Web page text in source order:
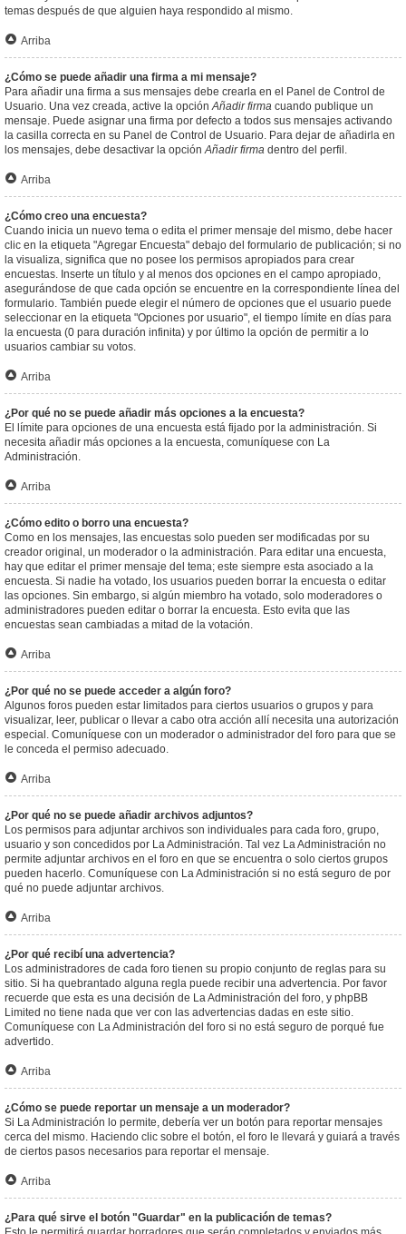
temas después de que alguien haya respondido al mismo.
Arriba
¿Cómo se puede añadir una firma a mi mensaje?
Para añadir una firma a sus mensajes debe crearla en el Panel de Control de
Usuario. Una vez creada, active la opciónAñadir firma cuando publique un
mensaje. Puede asignar una firma por defecto a todos sus mensajes activando
la casilla correcta en su Panel de Control de Usuario. Para dejar de añadirla en
los mensajes, debe desactivar la opciónAñadir firma dentro del perfil.
Arriba
¿Cómo creo una encuesta?
Cuando inicia un nuevo tema o edita el primer mensaje del mismo, debe hacer
clic en la etiqueta "Agregar Encuesta" debajo del formulario de publicación; si no
la visualiza, significa que no posee los permisos apropiados para crear
encuestas. Inserte un título y al menos dos opciones en el campo apropiado,
asegurándose de que cada opción se encuentre en la correspondiente línea del
formulario. También puede elegir el número de opciones que el usuario puede
seleccionar en la etiqueta "Opciones por usuario", el tiempo límite en días para
la encuesta (0 para duración infinita) y por último la opción de permitir a lo
usuarios cambiar su votos.
Arriba
¿Por qué no se puede añadir más opciones a la encuesta?
El límite para opciones de una encuesta está fijado por la administración. Si
necesita añadir más opciones a la encuesta, comuníquese con La
Administración.
Arriba
¿Cómo edito o borro una encuesta?
Como en los mensajes, las encuestas solo pueden ser modificadas por su
creador original, un moderador o la administración. Para editar una encuesta,
hay que editar el primer mensaje del tema; este siempre esta asociado a la
encuesta. Si nadie ha votado, los usuarios pueden borrar la encuesta o editar
las opciones. Sin embargo, si algún miembro ha votado, solo moderadores o
administradores pueden editar o borrar la encuesta. Esto evita que las
encuestas sean cambiadas a mitad de la votación.
Arriba
¿Por qué no se puede acceder a algún foro?
Algunos foros pueden estar limitados para ciertos usuarios o grupos y para
visualizar, leer, publicar o llevar a cabo otra acción allí necesita una autorización
especial. Comuníquese con un moderador o administrador del foro para que se
le conceda el permiso adecuado.
Arriba
¿Por qué no se puede añadir archivos adjuntos?
Los permisos para adjuntar archivos son individuales para cada foro, grupo,
usuario y son concedidos por La Administración. Tal vez La Administración no
permite adjuntar archivos en el foro en que se encuentra o solo ciertos grupos
pueden hacerlo. Comuníquese con La Administración si no está seguro de por
qué no puede adjuntar archivos.
Arriba
¿Por qué recibí una advertencia?
Los administradores de cada foro tienen su propio conjunto de reglas para su
sitio. Si ha quebrantado alguna regla puede recibir una advertencia. Por favor
recuerde que esta es una decisión de La Administración del foro, y phpBB
Limited no tiene nada que ver con las advertencias dadas en este sitio.
Comuníquese con La Administración del foro si no está seguro de porqué fue
advertido.
Arriba
¿Cómo se puede reportar un mensaje a un moderador?
Si La Administración lo permite, debería ver un botón para reportar mensajes
cerca del mismo. Haciendo clic sobre el botón, el foro le llevará y guiará a través
de ciertos pasos necesarios para reportar el mensaje.
Arriba
¿Para qué sirve el botón "Guardar" en la publicación de temas?